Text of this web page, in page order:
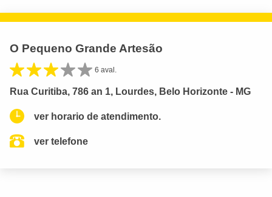
O Pequeno Grande Artesão
6 aval.
Rua Curitiba, 786 an 1, Lourdes, Belo Horizonte - MG
ver horario de atendimento.
ver telefone